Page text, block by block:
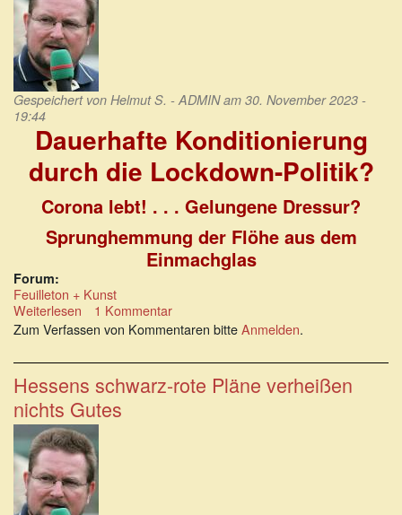
Gespeichert von Helmut S. - ADMINam 30. November 2023 -
19:44
Dauerhafte Konditionierung
durch die Lockdown-Politik?
Corona lebt! . . . Gelungene Dressur?
Sprunghemmung der Flöhe aus dem
Einmachglas
Forum:
Feuilleton + Kunst
Weiterlesen über
Dauerhafte
durch
Lockdown-
Politik?
1 Kommentar
Zum Verfassen von Kommentaren bitteAnmelden.
Hessens schwarz-rote Pläne verheißen
nichts Gutes